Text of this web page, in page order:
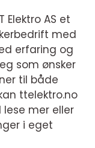
AS et
med
erfaring og
som ønsker
til både
ttelektro.no
mer eller
i eget